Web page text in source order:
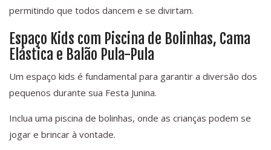
permitindo que todos dancem e se divirtam.
Espaço Kids com Piscina de Bolinhas, Cama
Elástica e Balão Pula-Pula
Um espaço kids é fundamental para garantir a diversão dos
pequenos durante sua Festa Junina.
Inclua uma piscina de bolinhas, onde as crianças podem se
jogar e brincar à vontade.